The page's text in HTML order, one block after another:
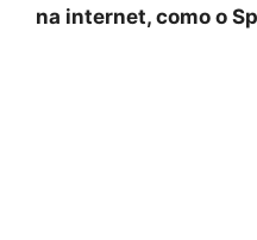
na internet, como o